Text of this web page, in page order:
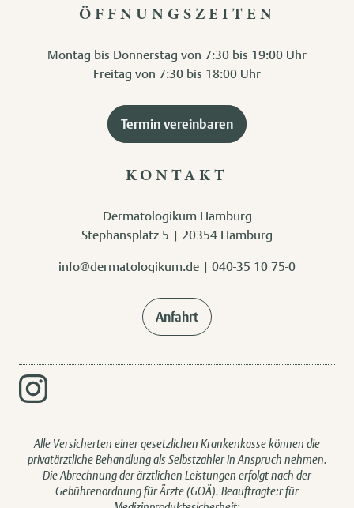
ÖFFNUNGSZEITEN
Montag bis Donnerstag von 7:30 bis 19:00 Uhr
Freitag von 7:30 bis 18:00 Uhr
Termin vereinbaren
KONTAKT
Dermatologikum Hamburg
Stephansplatz 5 | 20354 Hamburg
info@dermatologikum.de | 040-35 10 75-0
Anfahrt
Alle Versicherten einer gesetzlichen Krankenkasse können die
privatärztliche Behandlung als Selbstzahler in Anspruch nehmen.
Die Abrechnung der ärztlichen Leistungen erfolgt nach der
Gebührenordnung für Ärzte (GOÄ). Beauftragte:r für